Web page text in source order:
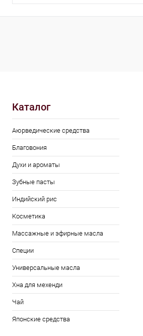
Каталог
Аюрведические средства
Благовония
Духи и ароматы
Зубные пасты
Индийский рис
Косметика
Массажные и эфирные масла
Специи
Универсальные масла
Хна для мехенди
Чай
Японские средства